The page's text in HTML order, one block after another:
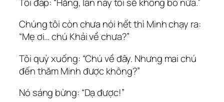
Chúng tôi còn chưa nói hết thì Minh chạy ra:
“Mẹ ơi… chú Khải về chưa?”
Tôi quỳ xuống: “Chú về đây. Nhưng mai chú
đến thăm Minh được không?”
Nó sáng bừng: “Dạ được!”